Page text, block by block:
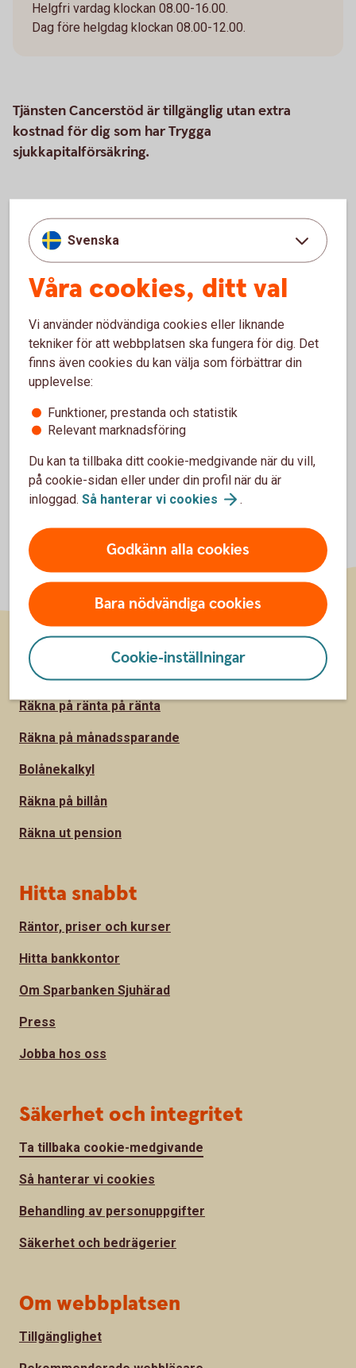
Helgfri vardag klockan 08.00-16.00.
Dag före helgdag klockan 08.00-12.00.
Tjänsten Cancerstöd är tillgänglig utan extra
kostnad för dig som har Trygga
sjukkapitalförsäkring.
Samarbete med Alivia Care
Trygga sjukkapitalförsäkring och skulle drabbas av cancer
Alivia är en registrerad privat vårdgivare hos Inspektionen
för Vård och Omsorg (IVO) med spetskompetens inom
cancer.
Alivia Care AB(alivia.se)
Svenska
Våra cookies, ditt val
Vi använder nödvändiga cookies eller liknande
tekniker för att webbplatsen ska fungera för dig. Det
finns även cookies du kan välja som förbättrar din
upplevelse:
Funktioner, prestanda och statistik
Relevant marknadsföring
Du kan ta tillbaka ditt cookie-medgivande när du vill,
på cookie-sidan eller under din profil när du är
inloggad. Så hanterar vi cookies .
Godkänn alla cookies
Bara nödvändiga cookies
Cookie-inställningar
Sidfot
Räkna
Räkna på ränta på ränta
Räkna på månadssparande
Bolånekalkyl
Räkna på billån
Räkna ut pension
Hitta snabbt
Räntor, priser och kurser
Hitta bankkontor
Om Sparbanken Sjuhärad
Press
Jobba hos oss
Säkerhet och integritet
Ta tillbaka cookie-medgivande
Så hanterar vi cookies
Behandling av personuppgifter
Säkerhet och bedrägerier
Om webbplatsen
Tillgänglighet